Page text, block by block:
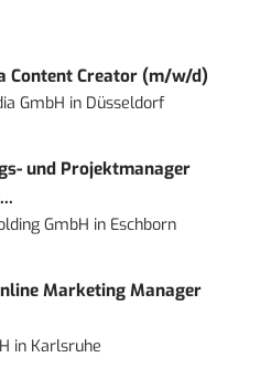
Content Creator (m/w/d)
GmbH in Düsseldorf
und Projektmanager
GmbH in Eschborn
Marketing Manager
in Karlsruhe